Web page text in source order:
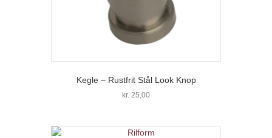
Kegle – Rustfrit Stål Look Knop
kr. 25,00